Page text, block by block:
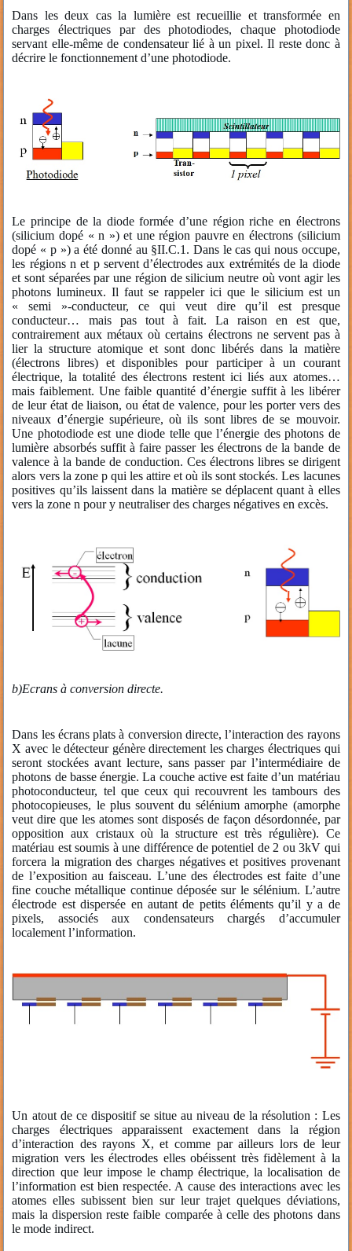
Dans les deux cas la lumière est recueillie et transformée en
charges électriques par des photodiodes, chaque photodiode
servant elle-même de condensateur lié à un pixel. Il reste donc à
décrire le fonctionnement d’une photodiode.
Le principe de la diode formée d’une région riche en électrons
(silicium dopé « n ») et une région pauvre en électrons (silicium
dopé « p ») a été donné au §II.C.1. Dans le cas qui nous occupe,
les régions n et p servent d’électrodes aux extrémités de la diode
et sont séparées par une région de silicium neutre où vont agir les
photons lumineux. Il faut se rappeler ici que le silicium est un
« semi »-conducteur, ce qui veut dire qu’il est presque
conducteur… mais pas tout à fait. La raison en est que,
contrairement aux métaux où certains électrons ne servent pas à
lier la structure atomique et sont donc libérés dans la matière
(électrons libres) et disponibles pour participer à un courant
électrique, la totalité des électrons restent ici liés aux atomes…
mais faiblement. Une faible quantité d’énergie suffit à les libérer
de leur état de liaison, ou état de valence, pour les porter vers des
niveaux d’énergie supérieure, où ils sont libres de se mouvoir.
Une photodiode est une diode telle que l’énergie des photons de
lumière absorbés suffit à faire passer les électrons de la bande de
valence à la bande de conduction. Ces électrons libres se dirigent
alors vers la zone p qui les attire et où ils sont stockés. Les lacunes
positives qu’ils laissent dans la matière se déplacent quant à elles
vers la zone n pour y neutraliser des charges négatives en excès.
b)Ecrans à conversion directe.
Dans les écrans plats à conversion directe, l’interaction des rayons
X avec le détecteur génère directement les charges électriques qui
seront stockées avant lecture, sans passer par l’intermédiaire de
photons de basse énergie. La couche active est faite d’un matériau
photoconducteur, tel que ceux qui recouvrent les tambours des
photocopieuses, le plus souvent du sélénium amorphe (amorphe
veut dire que les atomes sont disposés de façon désordonnée, par
opposition aux cristaux où la structure est très régulière). Ce
matériau est soumis à une différence de potentiel de 2 ou 3kV qui
forcera la migration des charges négatives et positives provenant
de l’exposition au faisceau. L’une des électrodes est faite d’une
fine couche métallique continue déposée sur le sélénium. L’autre
électrode est dispersée en autant de petits éléments qu’il y a de
pixels, associés aux condensateurs chargés d’accumuler
localement l’information.
Un atout de ce dispositif se situe au niveau de la résolution : Les
charges électriques apparaissent exactement dans la région
d’interaction des rayons X, et comme par ailleurs lors de leur
migration vers les électrodes elles obéissent très fidèlement à la
direction que leur impose le champ électrique, la localisation de
l’information est bien respectée. A cause des interactions avec les
atomes elles subissent bien sur leur trajet quelques déviations,
mais la dispersion reste faible comparée à celle des photons dans
le mode indirect.